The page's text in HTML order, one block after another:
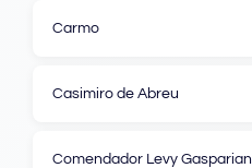
Carmo
Casimiro de Abreu
Comendador Levy Gasparian